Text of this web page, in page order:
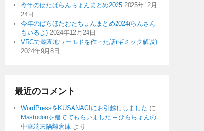
今年のほたぱらんちょんまとめ2025 2025年12月
24日
今年のぱらほたおたちょんまとめ2024(らんさん
もいるよ) 2024年12月24日
VRCで遊園地ワールドを作った話(ギミック解説)
2024年9月8日
最近のコメント
WordPressをKUSANAGIにお引越ししました に
Mastodonを建ててもらいました – ひらちょんの
中華端末隔離倉庫 より